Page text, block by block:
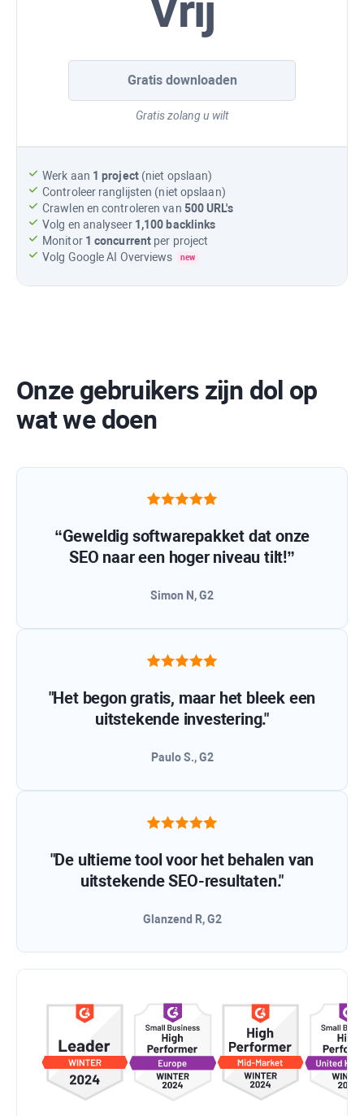
Gratis downloaden
Gratis zolang u wilt
Werk aan 1 project(niet opslaan)
Controleer ranglijsten (niet opslaan)
Crawlen en controleren van 500 URL's
Volg en analyseer 1,100 backlinks
Monitor 1 concurrent per project
Volg Google AI Overviews new
Onze gebruikers zijn dol op
wat we doen
“Geweldig softwarepakket dat onze
SEO naar een hoger niveau tilt!”
Simon N, G2
"Het begon gratis, maar het bleek een
uitstekende investering."
Paulo S., G2
"De ultieme tool voor het behalen van
uitstekende SEO-resultaten."
Glanzend R, G2